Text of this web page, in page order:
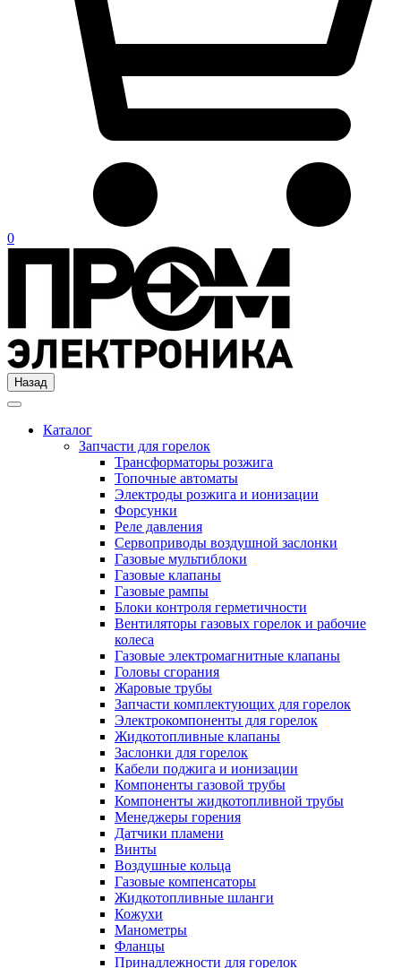
0
Назад
Каталог
Запчасти для горелок
Трансформаторы розжига
Топочные автоматы
Электроды розжига и ионизации
Форсунки
Реле давления
Сервоприводы воздушной заслонки
Газовые мультиблоки
Газовые клапаны
Газовые рампы
Блоки контроля герметичности
Вентиляторы газовых горелок и рабочие
колеса
Газовые электромагнитные клапаны
Головы сгорания
Жаровые трубы
Запчасти комплектующих для горелок
Электрокомпоненты для горелок
Жидкотопливные клапаны
Заслонки для горелок
Кабели поджига и ионизации
Компоненты газовой трубы
Компоненты жидкотопливной трубы
Менеджеры горения
Датчики пламени
Винты
Воздушные кольца
Газовые компенсаторы
Жидкотопливные шланги
Кожухи
Манометры
Фланцы
Принадлежности для горелок